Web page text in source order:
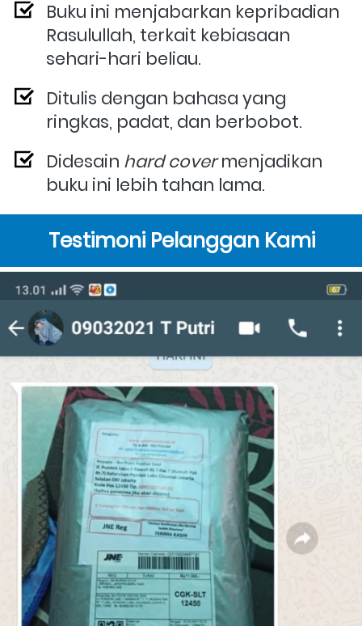
Buku ini menjabarkan kepribadian
Rasulullah, terkait kebiasaan
sehari-hari beliau.
Ditulis dengan bahasa yang
ringkas, padat, dan berbobot.
Didesain hard cover menjadikan
buku ini lebih tahan lama.
Testimoni Pelanggan Kami